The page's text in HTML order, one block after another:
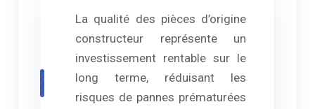
La qualité des pièces d’origine
constructeur représente un
investissement rentable sur le
long terme, réduisant les
risques de pannes prématurées